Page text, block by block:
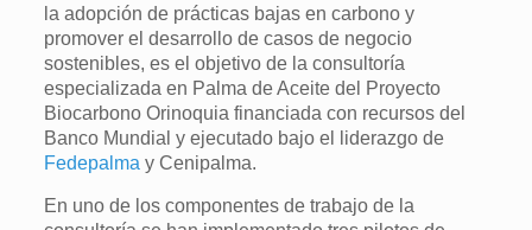
la adopción de prácticas bajas en carbono y
promover el desarrollo de casos de negocio
sostenibles, es el objetivo de la consultoría
especializada en Palma de Aceite del Proyecto
Biocarbono Orinoquia financiada con recursos del
Banco Mundial y ejecutado bajo el liderazgo de
Fedepalma y Cenipalma.
En uno de los componentes de trabajo de la